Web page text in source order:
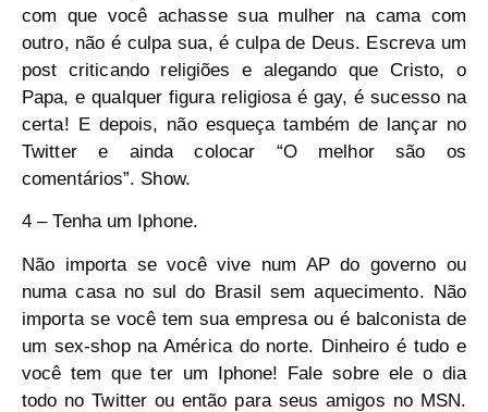
com que você achasse sua mulher na cama com
outro, não é culpa sua, é culpa de Deus. Escreva um
post criticando religiões e alegando que Cristo, o
Papa, e qualquer figura religiosa é gay, é sucesso na
certa! E depois, não esqueça também de lançar no
Twitter e ainda colocar “O melhor são os
comentários”. Show.
4 – Tenha um Iphone.
Não importa se você vive num AP do governo ou
numa casa no sul do Brasil sem aquecimento. Não
importa se você tem sua empresa ou é balconista de
um sex-shop na América do norte. Dinheiro é tudo e
você tem que ter um Iphone! Fale sobre ele o dia
todo no Twitter ou então para seus amigos no MSN.